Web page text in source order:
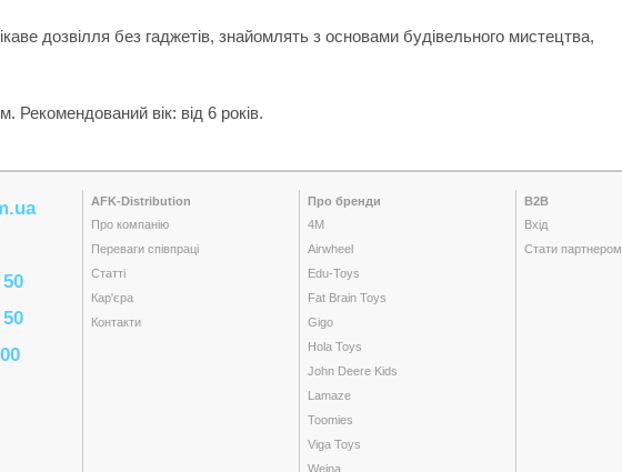
дозвілля без гаджетів, знайомлять з основами будівельного мистецтва,
Рекомендований вік: від 6 років.
AFK-Distribution
Про компанію
Переваги співпраці
Статті
Кар'єра
Контакти
Про бренди
4M
Airwheel
Edu-Toys
Fat Brain Toys
Gigo
Hola Toys
John Deere Kids
Lamaze
Toomies
Viga Toys
Weina
B2B
Вхід
Стати партнером